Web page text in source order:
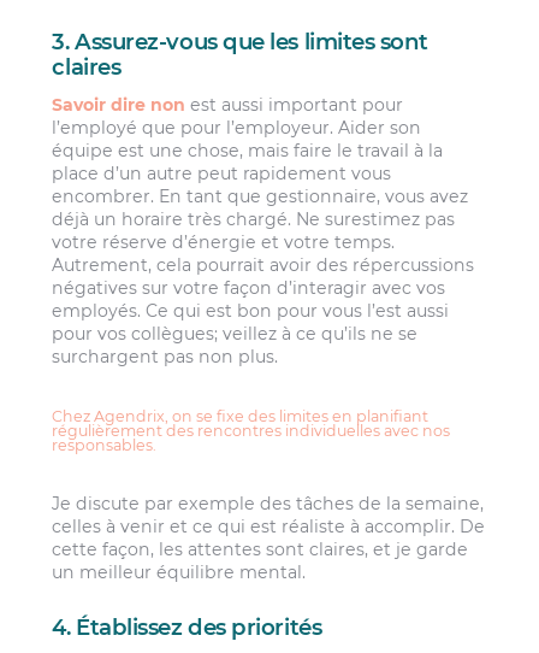
3. Assurez-vous que les limites sont
claires
Savoir dire non est aussi important pour
l’employé que pour l’employeur. Aider son
équipe est une chose, mais faire le travail à la
place d’un autre peut rapidement vous
encombrer. En tant que gestionnaire, vous avez
déjà un horaire très chargé. Ne surestimez pas
votre réserve d’énergie et votre temps.
Autrement, cela pourrait avoir des répercussions
négatives sur votre façon d’interagir avec vos
employés. Ce qui est bon pour vous l’est aussi
pour vos collègues; veillez à ce qu’ils ne se
surchargent pas non plus.
Chez Agendrix, on se fixe des limites en planifiant
régulièrement des rencontres individuelles avec nos
responsables.
Je discute par exemple des tâches de la semaine,
celles à venir et ce qui est réaliste à accomplir. De
cette façon, les attentes sont claires, et je garde
un meilleur équilibre mental.
4. Établissez des priorités